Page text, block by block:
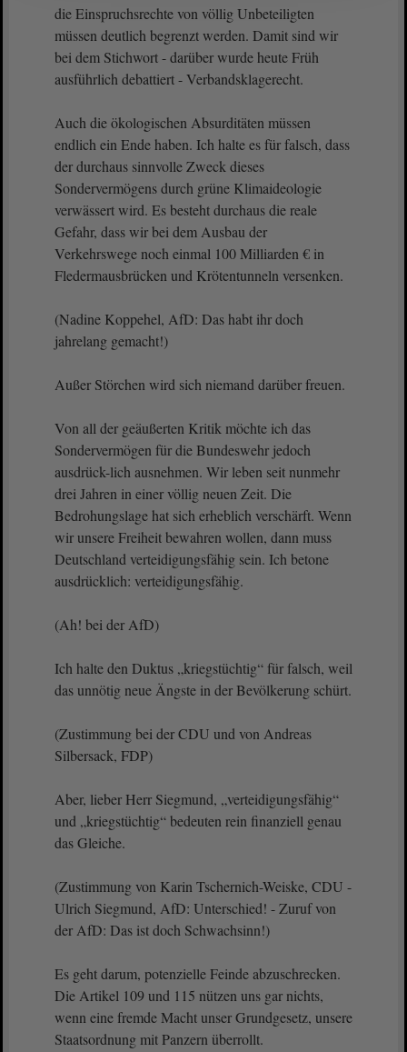
die Einspruchsrechte von völlig Unbeteiligten
müssen deutlich begrenzt werden. Damit sind wir
bei dem Stichwort - darüber wurde heute Früh
ausführlich debattiert - Verbandsklagerecht.
Auch die ökologischen Absurditäten müssen
endlich ein Ende haben. Ich halte es für falsch, dass
der durchaus sinnvolle Zweck dieses
Sondervermögens durch grüne Klimaideologie
verwässert wird. Es besteht durchaus die reale
Gefahr, dass wir bei dem Ausbau der
Verkehrswege noch einmal 100 Milliarden € in
Fledermausbrücken und Krötentunneln versenken.
(Nadine Koppehel, AfD: Das habt ihr doch
jahrelang gemacht!)
Außer Störchen wird sich niemand darüber freuen.
Von all der geäußerten Kritik möchte ich das
Sondervermögen für die Bundeswehr jedoch
ausdrück-lich ausnehmen. Wir leben seit nunmehr
drei Jahren in einer völlig neuen Zeit. Die
Bedrohungslage hat sich erheblich verschärft. Wenn
wir unsere Freiheit bewahren wollen, dann muss
Deutschland verteidigungsfähig sein. Ich betone
ausdrücklich: verteidigungsfähig.
(Ah! bei der AfD)
Ich halte den Duktus „kriegstüchtig“ für falsch, weil
das unnötig neue Ängste in der Bevölkerung schürt.
(Zustimmung bei der CDU und von Andreas
Silbersack, FDP)
Aber, lieber Herr Siegmund, „verteidigungsfähig“
und „kriegstüchtig“ bedeuten rein finanziell genau
das Gleiche.
(Zustimmung von Karin Tschernich-Weiske, CDU -
Ulrich Siegmund, AfD: Unterschied! - Zuruf von
der AfD: Das ist doch Schwachsinn!)
Es geht darum, potenzielle Feinde abzuschrecken.
Die Artikel 109 und 115 nützen uns gar nichts,
wenn eine fremde Macht unser Grundgesetz, unsere
Staatsordnung mit Panzern überrollt.